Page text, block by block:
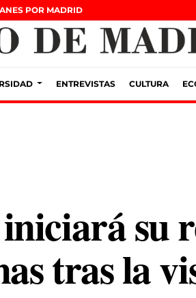
POR MADRID
ENTREVISTAS CULTURA
su
tras la